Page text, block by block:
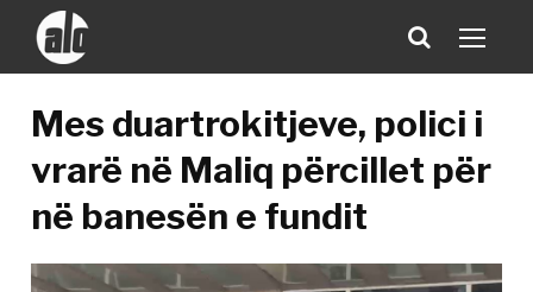
Mes duartrokitjeve, polici i
vrarë në Maliq përcillet për
në banesën e fundit